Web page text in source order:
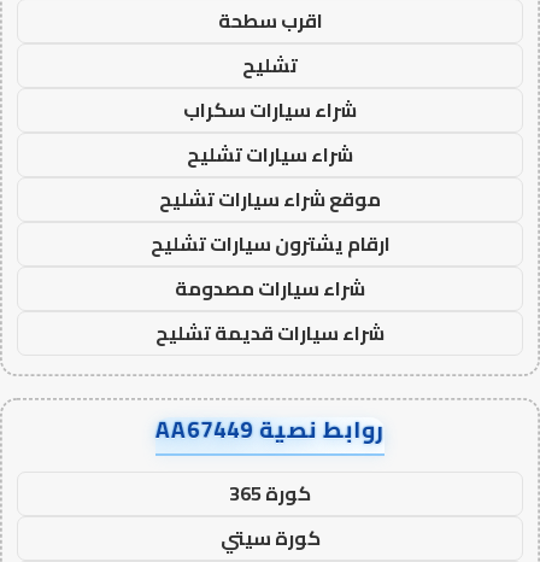
اقرب سطحة
تشليح
شراء سيارات سكراب
شراء سيارات تشليح
موقع شراء سيارات تشليح
ارقام يشترون سيارات تشليح
شراء سيارات مصدومة
شراء سيارات قديمة تشليح
روابط نصية AA67449
كورة 365
كورة سيتي